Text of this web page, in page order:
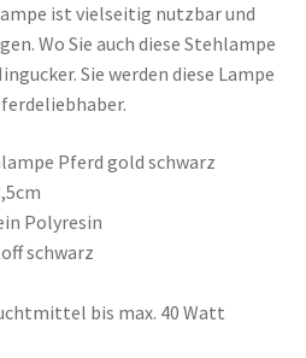
ist vielseitig nutzbar und
Wo Sie auch diese Stehlampe
Sie werden diese Lampe
Pferd gold schwarz
Polyresin
schwarz
bis max. 40 Watt